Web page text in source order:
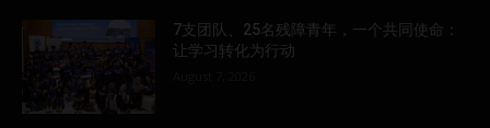
7支团队、25名残障青年，一个共同使命：
让学习转化为行动